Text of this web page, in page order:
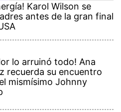
Karol Wilson se
antes de la gran final
lo arruinó todo! Ana
recuerda su encuentro
mismísimo Johnny